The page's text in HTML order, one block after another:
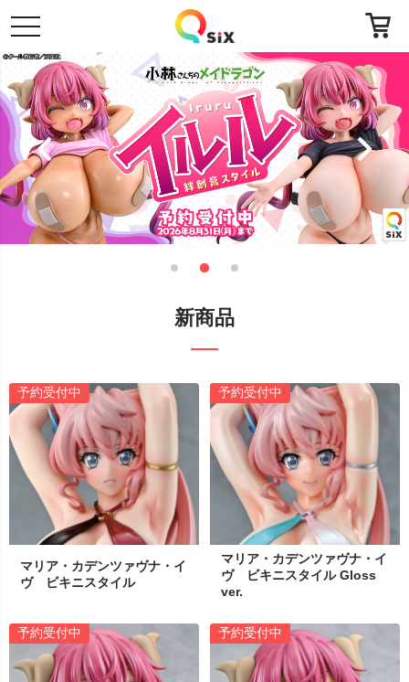
toggle
navigation
新商品
予約受付中
マリア・カデンツァヴナ・イ
ヴ ビキニスタイル
予約受付中
マリア・カデンツァヴナ・イ
ヴ ビキニスタイル Gloss
ver.
予約受付中 予約受付中